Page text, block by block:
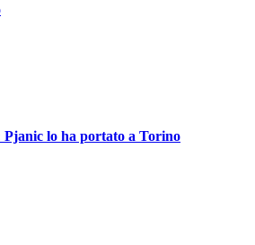
Pjanic lo ha portato a Torino